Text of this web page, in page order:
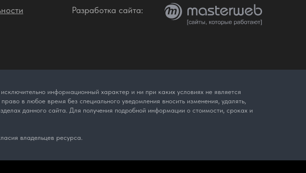
Разработка сайта:
информационный характер и ни при каких условиях не является
в любое время без специального уведомления вносить изменения, удалять,
данного сайта. Для получения подробной информации о стоимости, сроках и
владельцев ресурса.